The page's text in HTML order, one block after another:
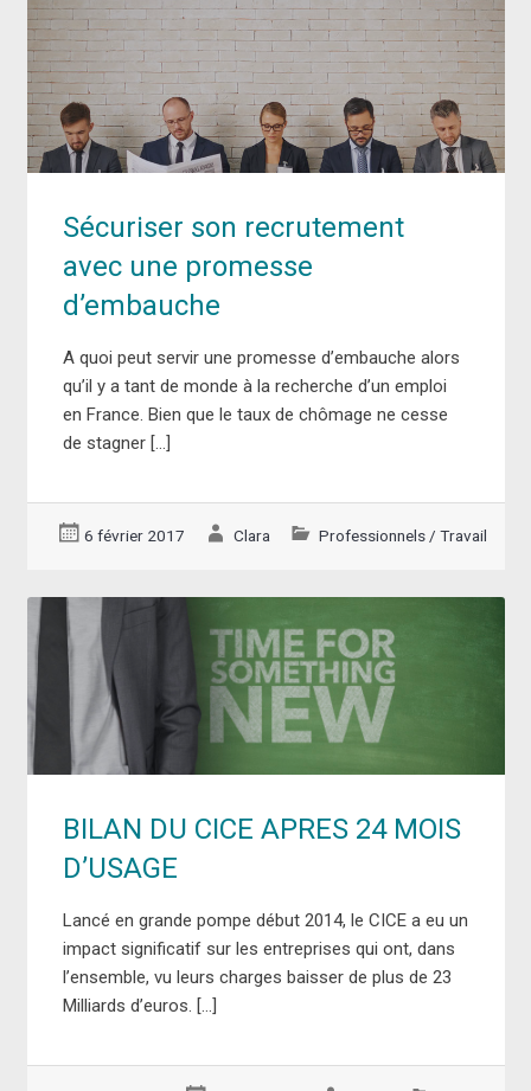
Sécuriser son recrutement
avec une promesse
d’embauche
A quoi peut servir une promesse d’embauche alors
qu’il y a tant de monde à la recherche d’un emploi
en France. Bien que le taux de chômage ne cesse
de stagner […]
6 février 2017 Clara Professionnels/ Travail
BILAN DU CICE APRES 24 MOIS
D’USAGE
Lancé en grande pompe début 2014, le CICE a eu un
impact significatif sur les entreprises qui ont, dans
l’ensemble, vu leurs charges baisser de plus de 23
Milliards d’euros. […]